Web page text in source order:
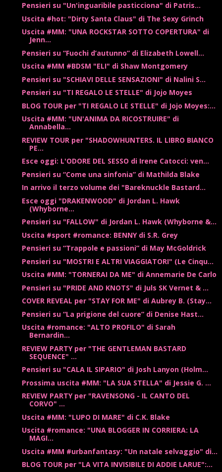
Pensieri su "Un'inguaribile pasticciona" di Patris...
Uscita #hot: "Dirty Santa Claus" di The Sexy Grinch
Uscita #MM: "UNA ROCKSTAR SOTTO COPERTURA" di
Jenn...
Pensieri su “Fuochi d’autunno” di Elizabeth Lowell...
Uscita #MM #BDSM "ELI" di Shaw Montgomery
Pensieri su "SCHIAVI DELLE SENSAZIONI" di Nalini S...
Pensieri su "TI REGALO LE STELLE" di Jojo Moyes
BLOG TOUR per "TI REGALO LE STELLE" di Jojo Moyes:...
Uscita #MM: "UN'ANIMA DA RICOSTRUIRE" di
Annabella...
REVIEW TOUR per "SHADOWHUNTERS. IL LIBRO BIANCO
PE...
Esce oggi: L'ODORE DEL SESSO di Irene Catocci: ven...
Pensieri su “Come una sinfonia” di Mathilda Blake
In arrivo il terzo volume dei "Bareknuckle Bastard...
Esce oggi "DRAKENWOOD" di Jordan L. Hawk
(Whyborne...
Pensieri su "FALLOW" di Jordan L. Hawk (Whyborne &...
Uscita #sport #romance: BENNY di S.R. Grey
Pensieri su “Trappole e passioni” di May McGoldrick
Pensieri su "MOSTRI E ALTRI VIAGGIATORI" (Le Cinqu...
Uscita #MM: "TORNERAI DA ME" di Annemarie De Carlo
Pensieri su "PRIDE AND KNOTS" di Juls SK Vernet & ...
COVER REVEAL per "STAY FOR ME" di Aubrey B. (Stay...
Pensieri su “La prigione del cuore” di Denise Hast...
Uscita #romance: "ALTO PROFILO" di Sarah
Bernardin...
REVIEW PARTY per "THE GENTLEMAN BASTARD
SEQUENCE" ...
Pensieri su "CALA IL SIPARIO" di Josh Lanyon (Holm...
Prossima uscita #MM: "LA SUA STELLA" di Jessie G. ...
REVIEW PARTY per "RAVENSONG - IL CANTO DEL
CORVO" ...
Uscita #MM: "LUPO DI MARE" di C.K. Blake
Uscita #romance: "UNA BLOGGER IN CORRIERA: LA
MAGI...
Uscita #MM #urbanfantasy: "Un natale selvaggio" di...
BLOG TOUR per "LA VITA INVISIBILE DI ADDIE LARUE":...